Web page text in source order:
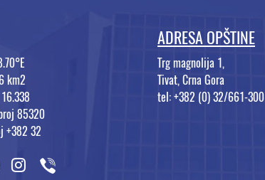
km2
85320
+382 32
ADRESA OPŠTINE
Trg magnolija 1,
Tivat, Crna Gora
tel: +382 (0) 32/661-300